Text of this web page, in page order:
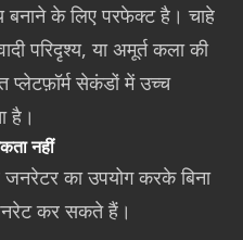
बनाने के लिए परफेक्ट है। चाहे
परिदृश्य, या अमूर्त कला की
प्लेटफ़ॉर्म सेकंडों में उच्च
है।
नहीं
का उपयोग करके बिना
कर सकते हैं।